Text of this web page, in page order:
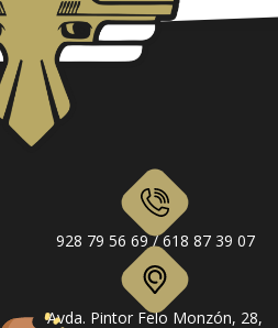
928 79 56 69 / 618 87 39 07
Avda. Pintor Felo Monzón, 28,